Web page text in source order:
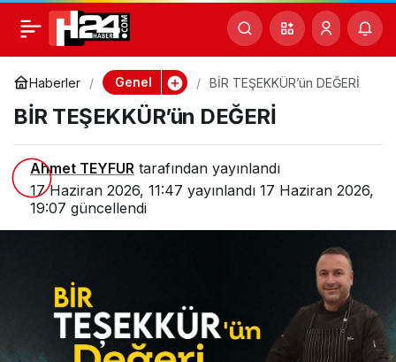
Haberler Genel BİR TEŞEKKÜR’ün DEĞERİ
BİR TEŞEKKÜR’ün DEĞERİ
Ahmet TEYFUR tarafından yayınlandı
17 Haziran 2026, 11:47 yayınlandı 17 Haziran 2026,
19:07 güncellendi
BİR TEŞEKKÜR’ün
DEĞERİ